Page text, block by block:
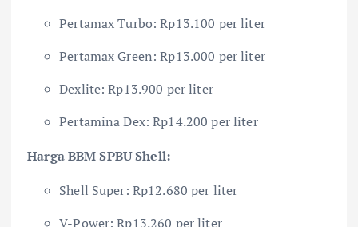
Pertamax Turbo: Rp13.100 per liter
Pertamax Green: Rp13.000 per liter
Dexlite: Rp13.900 per liter
Pertamina Dex: Rp14.200 per liter
Harga BBM SPBU Shell:
Shell Super: Rp12.680 per liter
V-Power: Rp13.260 per liter